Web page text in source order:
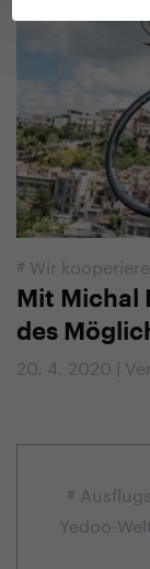
# Wir
Mit Michal
des
20. 4. 2020 |
#
Yedoo-